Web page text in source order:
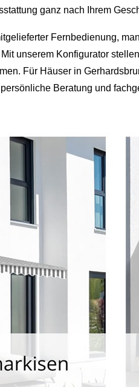
ganz nach Ihrem
Fernbedienung,
unserem Konfigurator
Für Häuser in
Beratung und